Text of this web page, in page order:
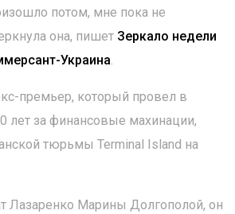
потом, мне пока не
она, пишет Зеркало недели
Украина.
премьер, который провел в
лет за финансовые махинации,
тюрьмы Terminal Island на
Лазаренко Марины Долгополой, он